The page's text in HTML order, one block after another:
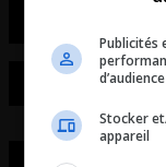
Publicités
Stocker
appareil